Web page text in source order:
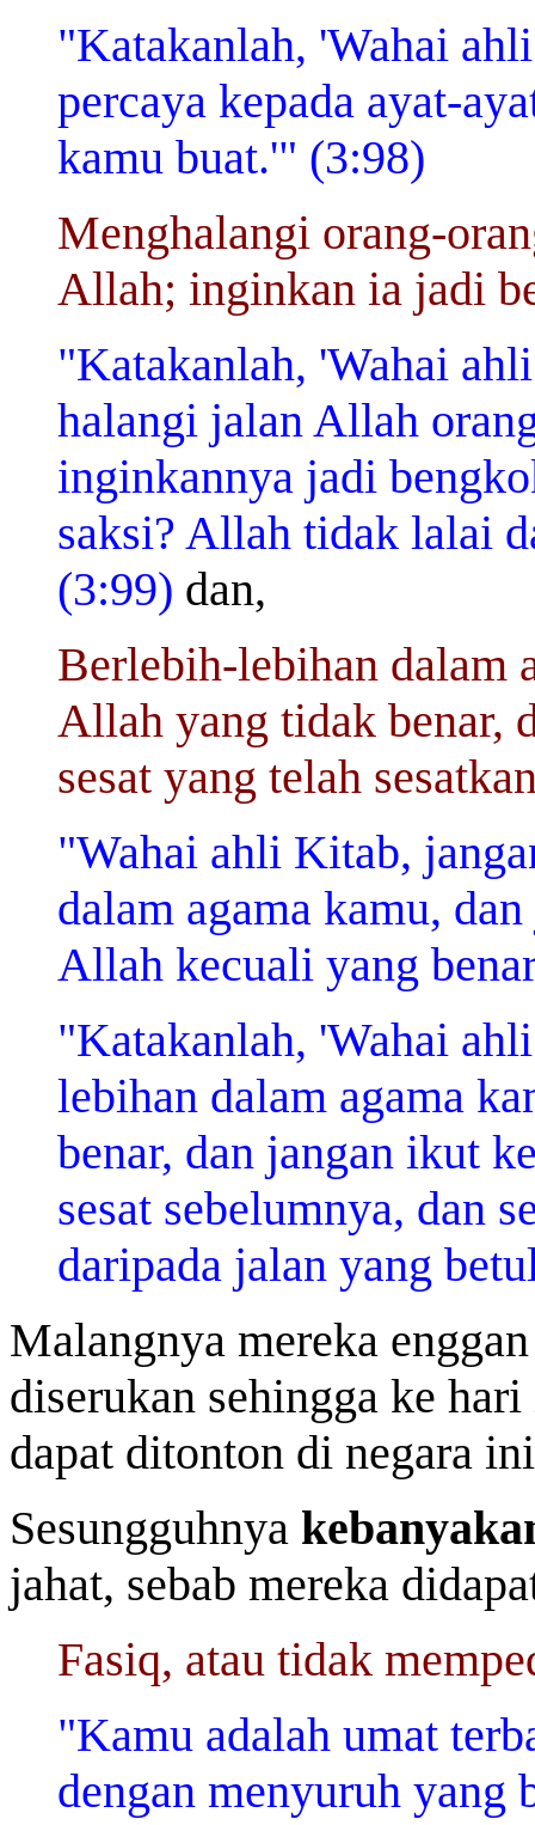
"Katakanlah, 'Wahai
percaya kepada ayat-
kamu buat.'" (3:98)
Menghalangi orang-
Allah; inginkan ia jadi
"Katakanlah, 'Wahai
halangi jalan Allah
inginkannya jadi
saksi? Allah tidak lalai
(3:99) dan,
Berlebih-lebihan dalam
Allah yang tidak benar,
sesat yang telah
"Wahai ahli Kitab,
dalam agama kamu,
Allah kecuali yang
"Katakanlah, 'Wahai
lebihan dalam agama
benar, dan jangan ikut
sesat sebelumnya, dan
daripada jalan yang
Malangnya mereka
diserukan sehingga ke
dapat ditonton di negara
Sesungguhnya
jahat, sebab mereka
Fasiq, atau tidak
"Kamu adalah umat
dengan menyuruh yang